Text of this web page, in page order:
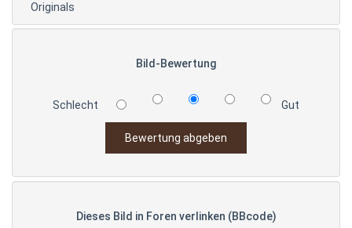
Originals
Bild-Bewertung
Schlecht Gut
Dieses Bild in Foren verlinken (BBcode)